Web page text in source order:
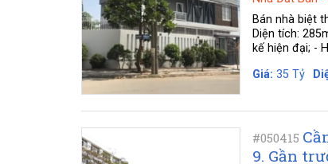
Bán nhà biệt
Diện tích:
kế hiện đại; -
Giá: 35 Tỷ
#050415
9. Gần